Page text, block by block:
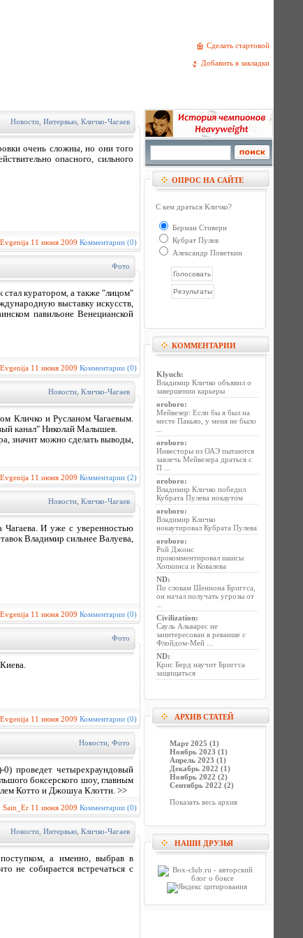
Сделать стартовой
Добавить в закладки
Новости Интервью Кличко-Чагаев
очень сложны, но они того
опасного, сильного
Evgenija 11 июня 2009 Комментарии (0)
Фото
стал куратором, а также "лицом"
выставку искусств,
павильоне Венецианской
Evgenija 11 июня 2009 Комментарии (0)
Новости Кличко-Чагаев
Кличко и Русланом Чагаевым.
канал" Николай Малышев.
значит можно сделать выводы,
Evgenija 11 июня 2009 Комментарии (2)
Новости Кличко-Чагаев
Чагаева. И уже с уверенностью
Владимир сильнее Валуева,
Evgenija 11 июня 2009 Комментарии (0)
Фото
Evgenija 11 июня 2009 Комментарии (0)
Новости Фото
проведет четырехраундовый
боксерского шоу, главным
Котто и Джошуа Клотти. >>
Sain_Er 11 июня 2009 Комментарии (0)
Новости Интервью Кличко-Чагаев
а именно, выбрав в
не собирается встречаться с
ОПРОС НА САЙТЕ
С кем драться Кличко?
Берман Стиверн
Кубрат Пулев
Александр Поветкин
КОММЕНТАРИИ
Klyuch:
Владимир Кличко объявил о
завершении карьеры
oroboro:
Мейвезер: Если бы я был на
месте Пакьяо, у меня не было
oroboro:
Инвесторы из ОАЭ пытаются
завлечь Мейвезера драться с
П ...
oroboro:
Владимир Кличко победил
Кубрата Пулева нокаутом
oroboro:
Владимир Кличко
нокаутировал Кубрата Пулева
oroboro:
Рой Джонс
прокомментировал шансы
Хопкинса и Ковалева
ND:
По словам Шеннона Бриггса,
он начал получать угрозы от
Civilization:
Сауль Альварес не
заинтересован в реванше с
Флойдом-Мей ...
ND:
Крис Берд научит Бриггса
защищаться
АРХИВ СТАТЕЙ
Март 2025 (1)
Ноябрь 2023 (1)
Апрель 2023 (1)
Декабрь 2022 (1)
Ноябрь 2022 (2)
Сентябрь 2022 (2)
Показать весь архив
НАШИ ДРУЗЬЯ